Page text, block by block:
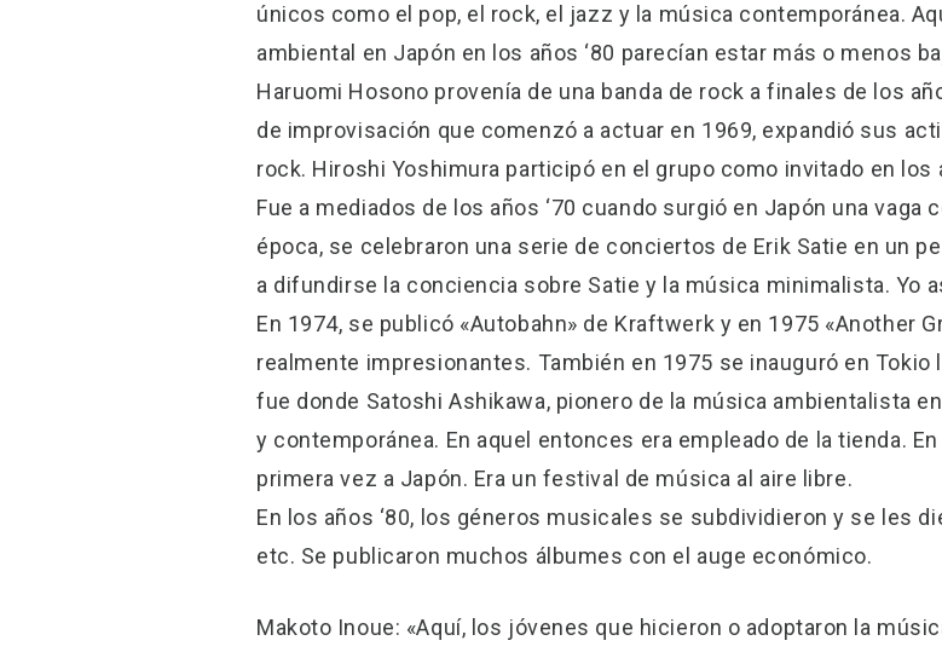
únicos como el pop, el rock, el jazz y la música contemporánea.
ambiental en Japón en los años ‘80 parecían estar más o menos
Haruomi Hosono provenía de una banda de rock a finales de los
de improvisación que comenzó a actuar en 1969, expandió sus
rock. Hiroshi Yoshimura participó en el grupo como invitado en los
Fue a mediados de los años ‘70 cuando surgió en Japón una
época, se celebraron una serie de conciertos de Erik Satie en un
a difundirse la conciencia sobre Satie y la música minimalista. Yo
En 1974, se publicó «Autobahn» de Kraftwerk y en 1975 «Another
realmente impresionantes. También en 1975 se inauguró en
fue donde Satoshi Ashikawa, pionero de la música ambientalista
y contemporánea. En aquel entonces era empleado de la tienda.
primera vez a Japón. Era un festival de música al aire libre.
En los años ‘80, los géneros musicales se subdividieron y se les
etc. Se publicaron muchos álbumes con el auge económico.
Makoto Inoue: «Aquí, los jóvenes que hicieron o adoptaron la